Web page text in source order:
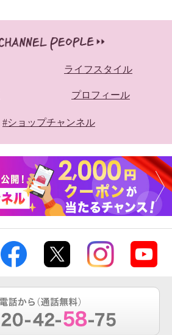
ライフスタイル
プロフィール
#ショップチャンネル